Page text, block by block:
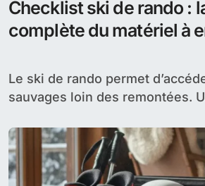
Checklist ski de rando :
complète du matériel à
Le ski de rando permet d’accéder à des pentes
sauvages loin des remontées.